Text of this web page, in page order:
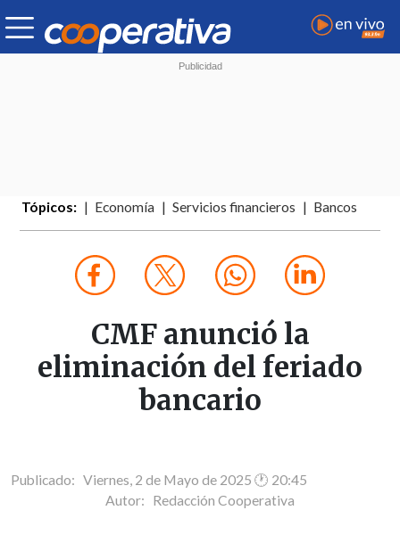
Tópicos: Economía Servicios financieros Bancos
CMF anunció la
eliminación del feriado
bancario
Publicado: Viernes, 2 de Mayo de 2025 🕐 20:45
Autor: Redacción Cooperativa